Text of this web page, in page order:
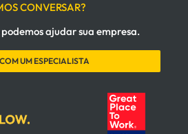
CONVERSAR?
ajudar sua empresa.
UM ESPECIALISTA